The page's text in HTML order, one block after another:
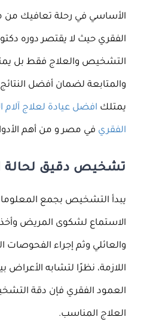
الأساسي في رحلة تعافيك
الفقري حيث لا يقتصر دوره
التشخيص والعلاج فقط بل
والمتابعة لضمان أفضل
يمتلك افضل عيادة لعلاج
الفقري في مصر و من أهم
تشخيص دقيق لحالة
يبدأ التشخيص بجمع
الاستماع لشكوى المريض وأخذ
والعائلي وثم إجراء
اللازمة، نظرًا لتشابه
العمود الفقري فإن دقة
العلاج المناسب.